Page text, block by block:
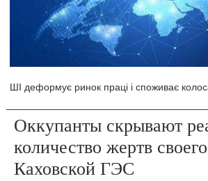
ШІ деформує ринок праці і споживає
Оккупанты скрывают
количество жертв
Каховской ГЭС